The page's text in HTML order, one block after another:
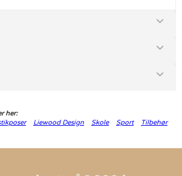
her:
Liewood Design Skole Sport
Tilbehør